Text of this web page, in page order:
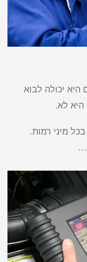
יכולה לבוא
היא לא.
מיני רמות.